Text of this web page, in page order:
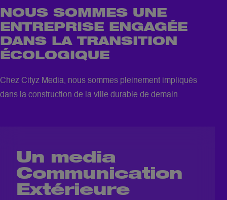
NOUS SOMMES UNE
ENTREPRISE ENGAGÉE
DANS LA TRANSITION
ÉCOLOGIQUE
Chez Cityz Media, nous sommes pleinement impliqués
dans la construction de la ville durable de demain.
Un media
Communication
Extérieure